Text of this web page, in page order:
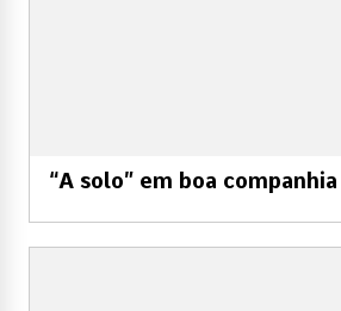
“A solo” em boa companhia